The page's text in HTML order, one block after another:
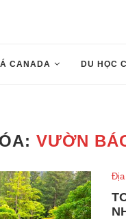
CANADA DU HỌC
VƯỜN
Địa